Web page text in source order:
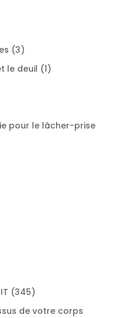
33
produits
le deuil 11
pour le lâcher-prise
345345
produits
de votre corps